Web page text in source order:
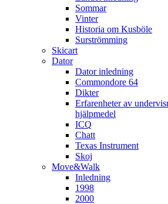
Sommar
Vinter
Historia om Kusböle
Surströmming
Skicart
Dator
Dator inledning
Commondore 64
Dikter
Erfarenheter av
hjälpmedel
ICQ
Chatt
Texas Instrument
Skoj
Move&Walk
Inledning
1998
2000